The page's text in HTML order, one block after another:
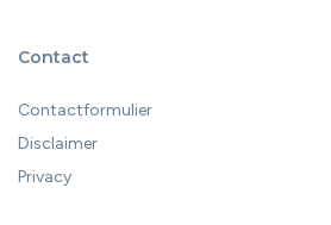
Contact
Contactformulier
Disclaimer
Privacy